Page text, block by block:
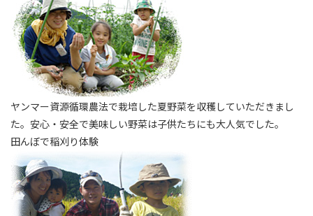
ヤンマー資源循環農法で栽培した夏野菜を収穫していただきまし
た。安心・安全で美味しい野菜は子供たちにも大人気でした。
田んぼで稲刈り体験